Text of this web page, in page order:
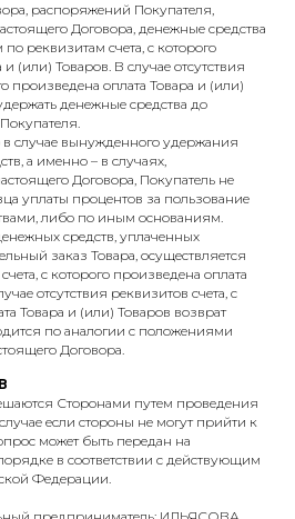
распоряжений Покупателя,
Договора, денежные средства
реквизитам счета, с которого
(или) Товаров. В случае отсутствия
произведена оплата Товара и (или)
денежные средства до
в случае вынужденного удержания
а именно – в случаях,
Договора, Покупатель не
уплаты процентов за пользование
либо по иным основаниям.
средств, уплаченных
заказ Товара, осуществляется
с которого произведена оплата
отсутствия реквизитов счета, с
Товара и (или) Товаров возврат
по аналогии с положениями
Договора.
Сторонами путем проведения
если стороны не могут прийти к
может быть передан на
в соответствии с действующим
Федерации.